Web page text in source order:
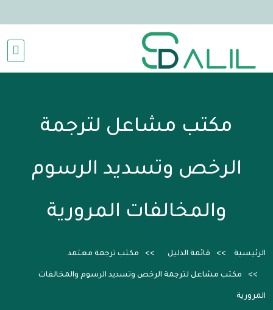
مكتب مشاعل لترجمة
الرخص وتسديد الرسوم
والمخالفات المرورية
الرئيسية قائمة الدليل مكتب ترجمة معتمد
مكتب مشاعل لترجمة الرخص وتسديد الرسوم والمخالفات
المرورية